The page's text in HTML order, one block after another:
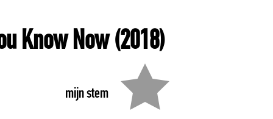
Know Now(2018)
mijn stem